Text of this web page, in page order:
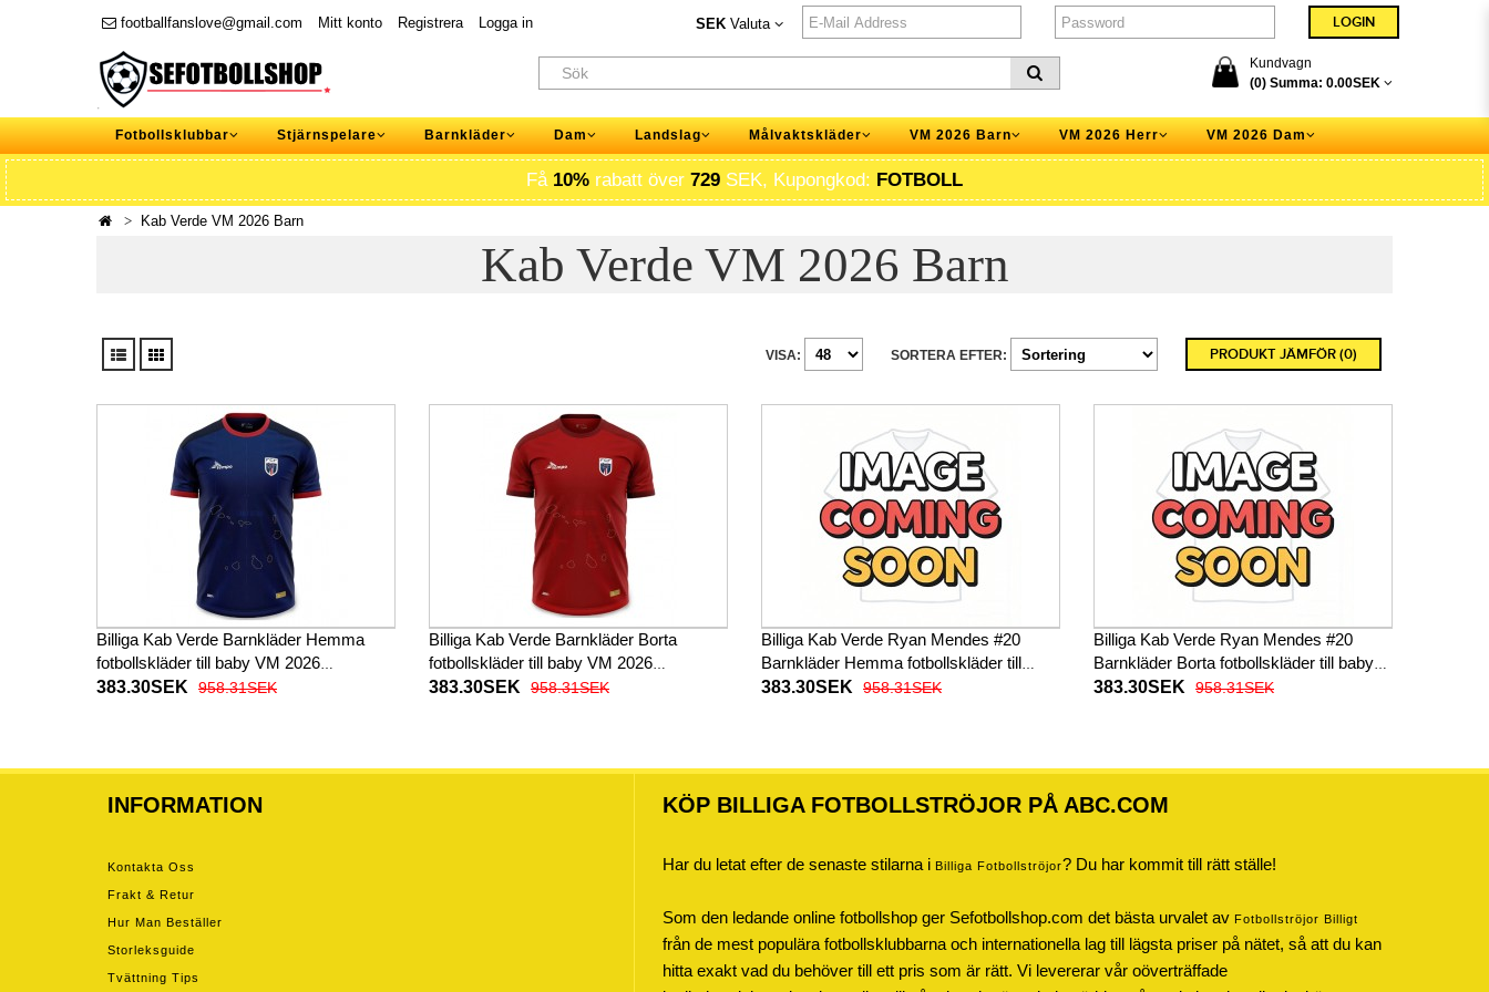
footballfanslove@gmail.com Mitt konto Registrera Logga in SEK Valuta
Kundvagn
(0) Summa: 0.00SEK
Fotbollsklubbar Stjärnspelare Barnkläder Dam Landslag Målvaktskläder VM 2026 Barn VM 2026 Herr VM 2026 Dam
Få 10% rabatt över 729 SEK, Kupongkod: FOTBOLL
Kab Verde VM 2026 Barn
Kab Verde VM 2026 Barn
PRODUKT JÄMFÖR (0)
SORTERA EFTER:
VISA:
Billiga Kab Verde Barnkläder Hemma
fotbollskläder till baby VM 2026
Kortärmad (+ Korta byxor)
383.30SEK 958.31SEK
Billiga Kab Verde Barnkläder Borta
fotbollskläder till baby VM 2026
Kortärmad (+ Korta byxor)
383.30SEK 958.31SEK
Billiga Kab Verde Ryan Mendes #20
Barnkläder Hemma fotbollskläder till
baby VM 2026 Kortärmad (+ Korta
383.30SEK 958.31SEK
Billiga Kab Verde Ryan Mendes #20
Barnkläder Borta fotbollskläder till baby
VM 2026 Kortärmad (+ Korta byxor)
383.30SEK 958.31SEK
INFORMATION
Kontakta Oss
Frakt & Retur
Hur Man Beställer
Storleksguide
Tvättning Tips
KÖP BILLIGA FOTBOLLSTRÖJOR PÅ ABC.COM
Har du letat efter de senaste stilarna i Billiga Fotbollströjor? Du har kommit till rätt ställe!
Som den ledande online fotbollshop ger Sefotbollshop.com det bästa urvalet av Fotbollströjor Billigt
från de mest populära fotbollsklubbarna och internationella lag till lägsta priser på nätet, så att du kan
hitta exakt vad du behöver till ett pris som är rätt. Vi levererar vår oöverträffade